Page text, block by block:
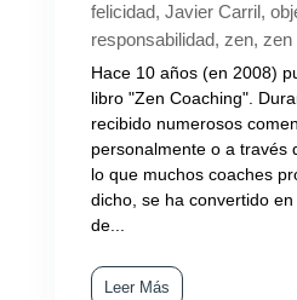
felicidad, Javier Carril,
responsabilidad, zen, zen
Hace 10 años (en 2008)
libro "Zen Coaching".
recibido numerosos
personalmente o a través
lo que muchos coaches
dicho, se ha convertido
de...
Leer Más